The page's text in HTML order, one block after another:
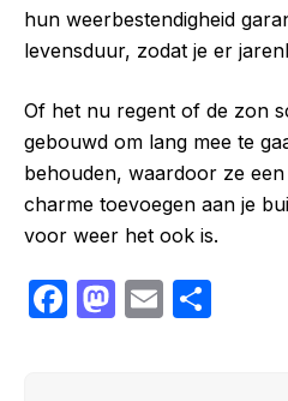
hun weerbestendigheid
levensduur, zodat je er
Of het nu regent of de zon
gebouwd om lang mee te
behouden, waardoor ze
charme toevoegen aan je
voor weer het ook is.
F
M E